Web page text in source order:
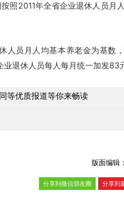
照2011年全省企业退休人员月
员月人均基本养老金为基数
退休人员每人每月统一加发83
等优质报道等你来畅读
版面编辑
分享到
分享到微信朋友圈